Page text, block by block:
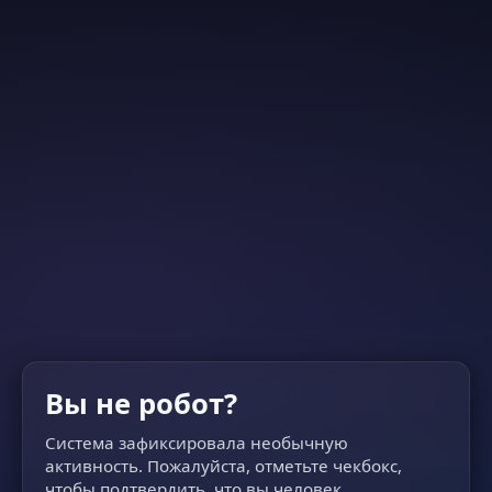
Вы не робот?
Система зафиксировала необычную
активность. Пожалуйста, отметьте чекбокс,